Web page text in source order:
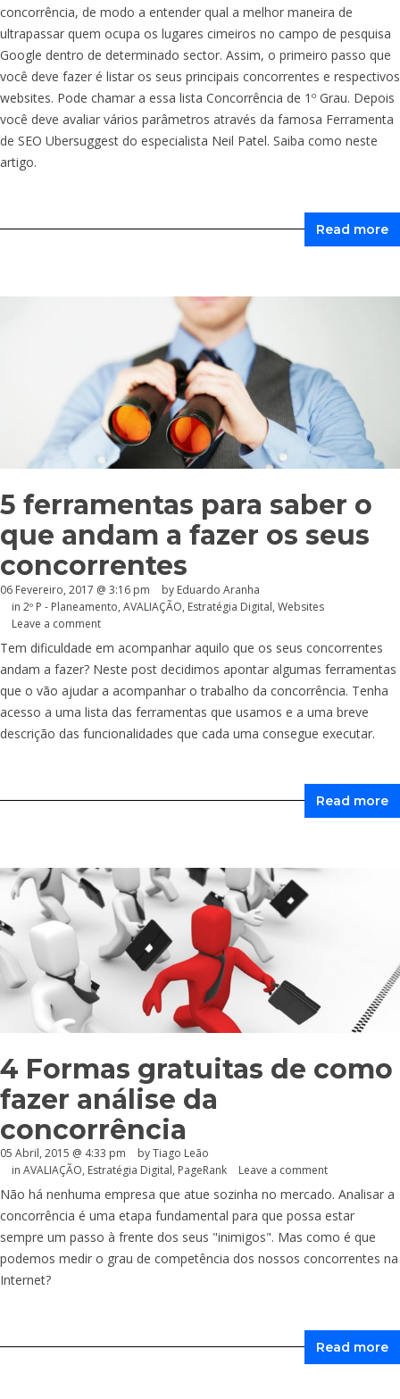
concorrência, de modo a entender qual a melhor maneira de
ultrapassar quem ocupa os lugares cimeiros no campo de pesquisa
Google dentro de determinado sector. Assim, o primeiro passo que
você deve fazer é listar os seus principais concorrentes e respectivos
websites. Pode chamar a essa lista Concorrência de 1º Grau. Depois
você deve avaliar vários parâmetros através da famosa Ferramenta
de SEO Ubersuggest do especialista Neil Patel. Saiba como neste
artigo.
Read more
5 ferramentas para saber o
que andam a fazer os seus
concorrentes
06 Fevereiro, 2017 @ 3:16 pm by Eduardo Aranha
in 2º P - Planeamento, AVALIAÇÃO, Estratégia Digital, Websites
Leave a comment
Tem dificuldade em acompanhar aquilo que os seus concorrentes
andam a fazer? Neste post decidimos apontar algumas ferramentas
que o vão ajudar a acompanhar o trabalho da concorrência. Tenha
acesso a uma lista das ferramentas que usamos e a uma breve
descrição das funcionalidades que cada uma consegue executar.
Read more
4 Formas gratuitas de como
fazer análise da
concorrência
05 Abril, 2015 @ 4:33 pm
by Tiago Leão
in AVALIAÇÃO, Estratégia Digital, PageRank Leave a comment
Não há nenhuma empresa que atue sozinha no mercado. Analisar a
concorrência é uma etapa fundamental para que possa estar
sempre um passo à frente dos seus "inimigos". Mas como é que
podemos medir o grau de competência dos nossos concorrentes na
Internet?
Read more